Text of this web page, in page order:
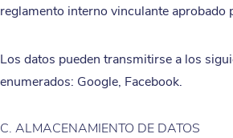
reglamento interno vinculante aprobado
Los datos pueden transmitirse a los
enumerados: Google, Facebook.
C. ALMACENAMIENTO DE DATOS